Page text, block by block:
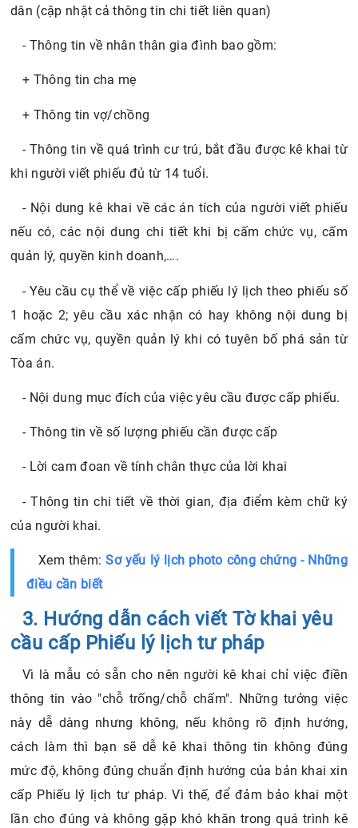
dân (cập nhật cả thông tin chi tiết liên quan)
- Thông tin về nhân thân gia đình bao gồm:
+ Thông tin cha mẹ
+ Thông tin vợ/chồng
- Thông tin về quá trình cư trú, bắt đầu được kê khai từ
khi người viết phiếu đủ từ 14 tuổi.
- Nội dung kê khai về các án tích của người viết phiếu
nếu có, các nội dung chi tiết khi bị cấm chức vụ, cấm
quản lý, quyền kinh doanh,….
- Yêu cầu cụ thể về việc cấp phiếu lý lịch theo phiếu số
1 hoặc 2; yêu cầu xác nhận có hay không nội dung bị
cấm chức vụ, quyền quản lý khi có tuyên bố phá sản từ
Tòa án.
- Nội dung mục đích của việc yêu cầu được cấp phiếu.
- Thông tin về số lượng phiếu cần được cấp
- Lời cam đoan về tính chân thực của lời khai
- Thông tin chi tiết về thời gian, địa điểm kèm chữ ký
của người khai.
Xem thêm:Sơ yếu lý lịch photo công chứng - Những
điều cần biết
3. Hướng dẫn cách viết Tờ khai yêu
cầu cấp Phiếu lý lịch tư pháp
Vì là mẫu có sẵn cho nên người kê khai chỉ việc điền
thông tin vào "chỗ trống/chỗ chấm". Những tưởng việc
này dễ dàng nhưng không, nếu không rõ định hướng,
cách làm thì bạn sẽ dễ kê khai thông tin không đúng
mức độ, không đúng chuẩn định hướng của bản khai xin
cấp Phiếu lý lịch tư pháp. Vì thế, để đảm bảo khai một
lần cho đúng và không gặp khó khăn trong quá trình kê